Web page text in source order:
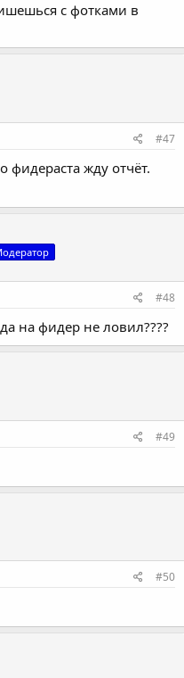
с фотками в
#47
фидераста жду отчёт.
#48
на фидер не ловил????
#49
#50